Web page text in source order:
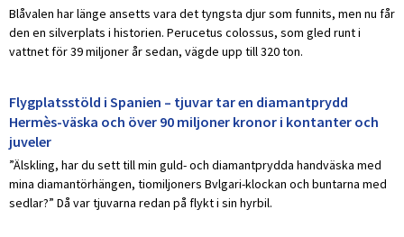
Blåvalen har länge ansetts vara det tyngsta djur som funnits, men nu får
den en silverplats i historien. Perucetus colossus, som gled runt i
vattnet för 39 miljoner år sedan, vägde upp till 320 ton.
Flygplatsstöld i Spanien – tjuvar tar en diamantprydd
Hermès-väska och över 90 miljoner kronor i kontanter och
juveler
”Älskling, har du sett till min guld- och diamantprydda handväska med
mina diamantörhängen, tiomiljoners Bvlgari-klockan och buntarna med
sedlar?” Då var tjuvarna redan på flykt i sin hyrbil.